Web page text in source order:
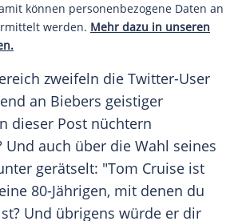
können personenbezogene Daten an
werden. Mehr dazu in unseren
zweifeln die Twitter-User
an Biebers geistiger
dieser Post nüchtern
Und auch über die Wahl seines
gerätselt: "Tom Cruise ist
80-Jährigen, mit denen du
Und übrigens würde er dir